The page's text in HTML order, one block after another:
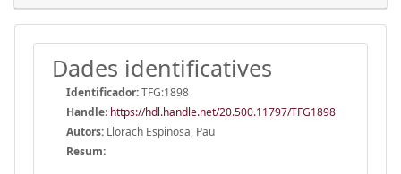
Dades identificatives
Identificador:TFG:1898
Handle: https://hdl.handle.net/20.500.11797/TFG1898
Autors: Llorach Espinosa, Pau
Resum: